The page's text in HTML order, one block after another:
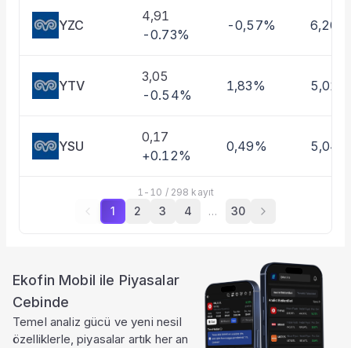
YZC
4,91
-0.73%
-0,57% 6,20%
YTV
3,05
-0.54%
1,83% 5,01%
YSU
0,17
+0.12%
0,49% 5,04%
1 - 10 / 298 kayıt
1 2 3 4 … 30
Ekofin Mobil ile Piyasalar
Cebinde
Temel analiz gücü ve yeni nesil
özelliklerle, piyasalar artık her an